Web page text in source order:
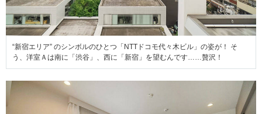
“新宿エリア” のシンボルのひとつ「NTTドコモ代々木ビル」の姿が！ そ
う、洋室Ａは南に「渋谷」、西に「新宿」を望むんです……贅沢！